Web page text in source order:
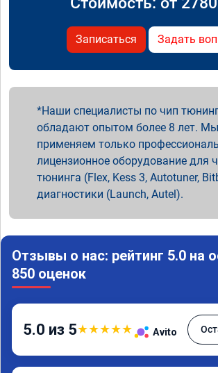
Записаться Задать
Наши специалисты по чип
обладают опытом более 8 лет. Мы
применяем только
лицензионное оборудование для
тюнинга (Flex, Kess 3, Autotuner,
диагностики (Launch, Autel).
Отзывы о нас: рейтинг 5.0 на
850 оценок
5.0 из 5★★★★★ Avito